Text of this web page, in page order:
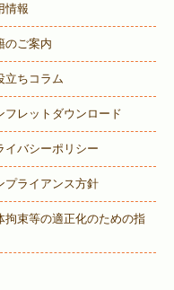
情報
のご案内
立ちコラム
フレットダウンロード
イバシーポリシー
プライアンス方針
拘束等の適正化のための指